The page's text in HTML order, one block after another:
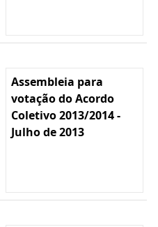
Assembleia para
votação do Acordo
Coletivo 2013/2014 -
Julho de 2013